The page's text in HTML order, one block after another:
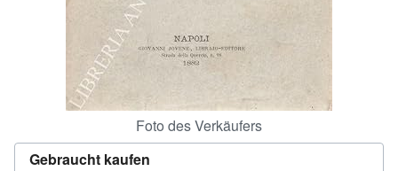
Foto des Verkäufers
Gebraucht kaufen